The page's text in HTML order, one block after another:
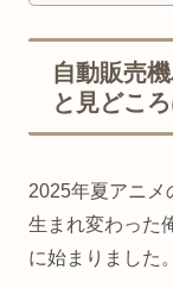
自動販売
と見どこ
2025年夏アニメ
生まれ変わった
に始まりました。